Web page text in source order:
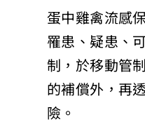
蛋中雞禽流感
罹患、疑患、
制，於移動管
的補償外，再
險。